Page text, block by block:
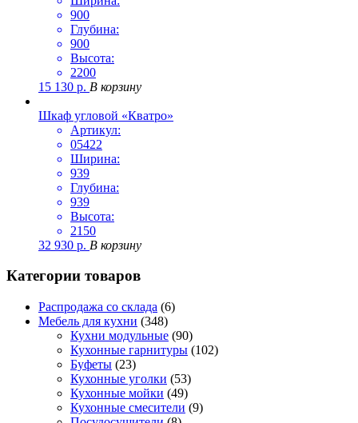
900
Глубина:
900
Высота:
2200
15 130 р. В корзину
Шкаф угловой «Кватро»
Артикул:
05422
Ширина:
939
Глубина:
939
Высота:
2150
32 930 р. В корзину
Категории товаров
Распродажа со склада (6)
Мебель для кухни (348)
Кухни модульные (90)
Кухонные гарнитуры (102)
Буфеты (23)
Кухонные уголки (53)
Кухонные мойки (49)
Кухонные смесители (9)